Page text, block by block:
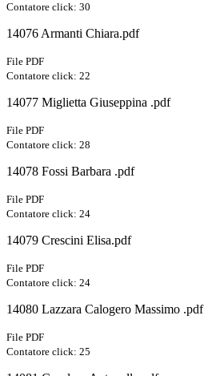
Contatore click: 30
14076 Armanti Chiara.pdf
File PDF
Contatore click: 22
14077 Miglietta Giuseppina .pdf
File PDF
Contatore click: 28
14078 Fossi Barbara .pdf
File PDF
Contatore click: 24
14079 Crescini Elisa.pdf
File PDF
Contatore click: 24
14080 Lazzara Calogero Massimo .pdf
File PDF
Contatore click: 25